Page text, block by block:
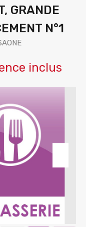
GRANDE
N°1
inclus